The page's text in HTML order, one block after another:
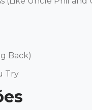
Back)
Try